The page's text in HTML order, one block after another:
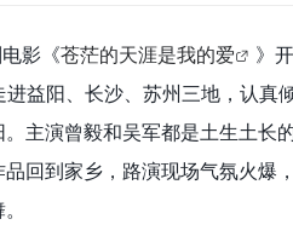
影《苍茫的天涯是我的爱 》
进益阳、长沙、苏州三地，认真
主演曾毅和吴军都是土生土长
回到家乡，路演现场气氛火爆